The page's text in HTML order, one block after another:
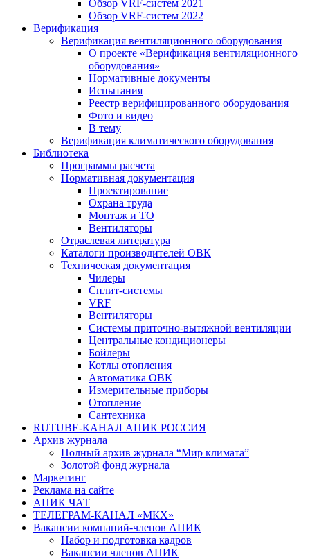
Обзор VRF-систем 2021
Обзор VRF-систем 2022
Верификация
Верификация вентиляционного оборудования
О проекте «Верификация вентиляционного
оборудования»
Нормативные документы
Испытания
Реестр верифицированного оборудования
Фото и видео
В тему
Верификация климатического оборудования
Библиотека
Программы расчета
Нормативная документация
Проектирование
Охрана труда
Монтаж и ТО
Вентиляторы
Отраслевая литература
Каталоги производителей ОВК
Техническая документация
Чилеры
Сплит-системы
VRF
Вентиляторы
Системы приточно-вытяжной вентиляции
Центральные кондиционеры
Бойлеры
Котлы отопления
Автоматика ОВК
Измерительные приборы
Отопление
Сантехника
RUTUBE-КАНАЛ АПИК РОССИЯ
Архив журнала
Полный архив журнала “Мир климата”
Золотой фонд журнала
Маркетинг
Реклама на сайте
АПИК ЧАТ
ТЕЛЕГРАМ-КАНАЛ «МКХ»
Вакансии компаний-членов АПИК
Набор и подготовка кадров
Вакансии членов АПИК